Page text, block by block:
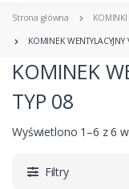
Strona główna KOMINKI
KOMINEK
KOMINEK
TYP 08
Wyświetlono 1–6 z 6
Filtry